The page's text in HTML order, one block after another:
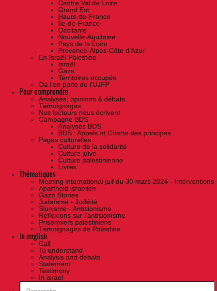
Centre Val de Loire
Grand Est
Hauts-de-France
Île-de-France
Occitanie
Nouvelle-Aquitaine
Pays de la Loire
Provence-Alpes-Côte d'Azur
En Israël-Palestine
Israël
Gaza
Territoires occupés
Où l'on parle de l'UJFP
Pour comprendre
Analyses, opinions & débats
Témoignages
Nos lecteurs nous écrivent
Campagne BDS
Analyses BDS
BDS : Appels et Charte des principes
Pages culturelles
Culture de la solidarité
Culture juive
Culture palestinienne
Livres
Thématiques
Meeting international juif du 30 mars 2024 - Interventions
Apartheid israélien
Gaza Stories
Judaïsme - Judéité
Sionisme - Antisionisme
Réflexions sur l’antisionisme
Prisonniers palestiniens
Témoignages de Palestine
In english
Call
To understand
Analysis and debate
Statement
Testimony
In israel